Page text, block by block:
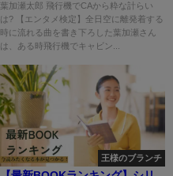
葉加瀬太郎 飛行機でCAから粋な計らい
は? 【エンタメ検定】全日空に離発着する
時に流れる曲を書き下ろした葉加瀬さん
は、ある時飛行機でキャビン...
王様のブランチ